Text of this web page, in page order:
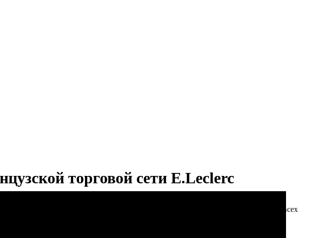
торговой сети E.Leclerc
из крупнейших торговых сетей Франции – E.Leclerc. Выставка организована для всех
– Warszawskie Centrum EXPO XXI.